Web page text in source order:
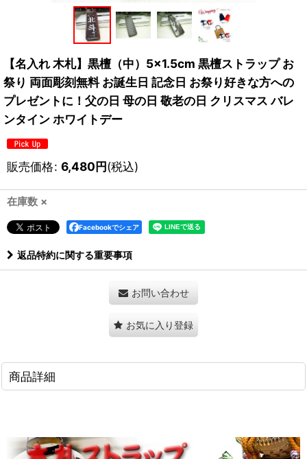
【名入れ 木札】黒檀（中）5×1.5cm 黒檀ストラップ お
祭り 両面彫刻無料 お誕生日 記念日 お祭り好きな方への
プレゼントに！父の日 母の日 敬老の日 クリスマス バレ
ンタイン ホワイトデー
販売価格: 6,480円(税込)
在庫数 ×
Facebookでシェア
返品特約に関する重要事項
お問い合わせ
お気に入り登録
商品詳細